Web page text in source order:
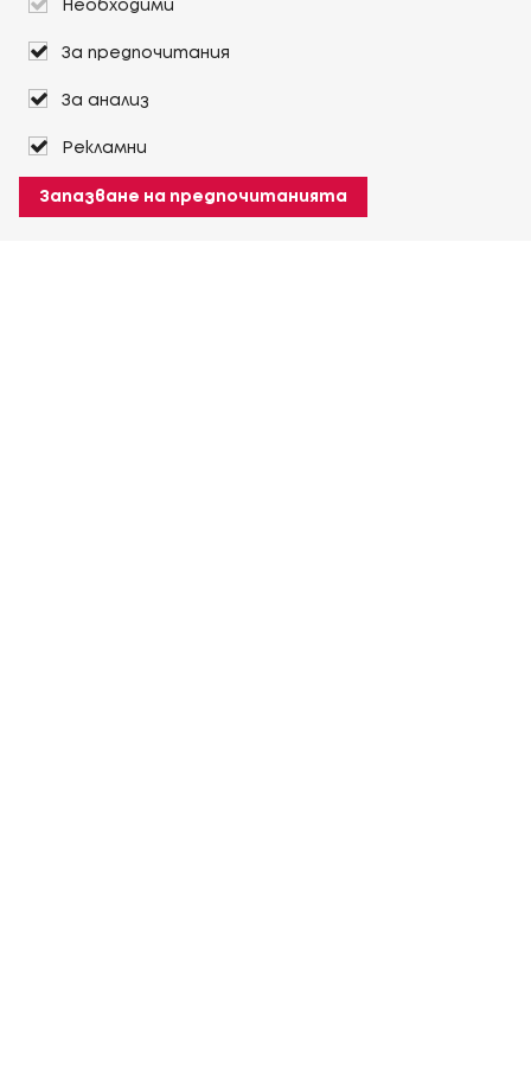
Необходими
За предпочитания
За анализ
Рекламни
Запазване на предпочитанията